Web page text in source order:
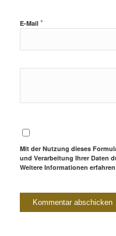
E-Mail *
Mit der Nutzung dieses
und Verarbeitung Ihrer Daten
Weitere Informationen